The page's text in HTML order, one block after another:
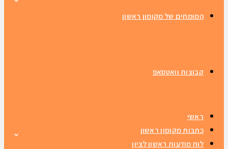
המומחים של מקומון ראשון
קבוצות וואטסאפ
ראשי
כתבות מקומון ראשון
לוח מודעות ראשון לציון